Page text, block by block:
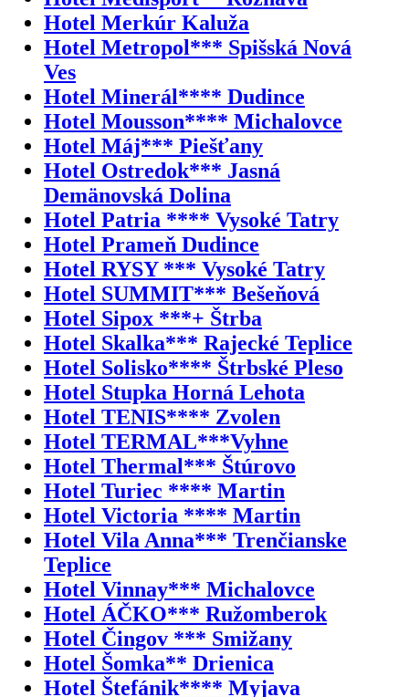
Hotel Merkúr Kaluža
Hotel Metropol*** Spišská Nová
Ves
Hotel Minerál**** Dudince
Hotel Mousson**** Michalovce
Hotel Máj*** Piešťany
Hotel Ostredok*** Jasná
Demänovská Dolina
Hotel Patria **** Vysoké Tatry
Hotel Prameň Dudince
Hotel RYSY *** Vysoké Tatry
Hotel SUMMIT*** Bešeňová
Hotel Sipox ***+ Štrba
Hotel Skalka*** Rajecké Teplice
Hotel Solisko**** Štrbské Pleso
Hotel Stupka Horná Lehota
Hotel TENIS**** Zvolen
Hotel TERMAL***Vyhne
Hotel Thermal*** Štúrovo
Hotel Turiec **** Martin
Hotel Victoria **** Martin
Hotel Vila Anna*** Trenčianske
Teplice
Hotel Vinnay*** Michalovce
Hotel ÁČKO*** Ružomberok
Hotel Čingov *** Smižany
Hotel Šomka** Drienica
Hotel Štefánik**** Myjava